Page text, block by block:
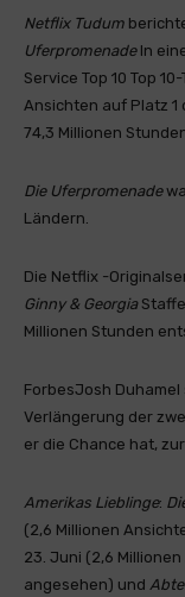
Netflix Tudum
UferpromenadeIn
Service Top 10 Top
Ansichten auf Platz 1
74,3 Millionen
Die Uferpromenade
Ländern.
Die Netflix -
Ginny & Georgia
Millionen Stunden
ForbesJosh Duhamel
Verlängerung der
er die Chance hat,
Amerikas Lieblinge:
(2,6 Millionen
23. Juni (2,6
angesehen) und